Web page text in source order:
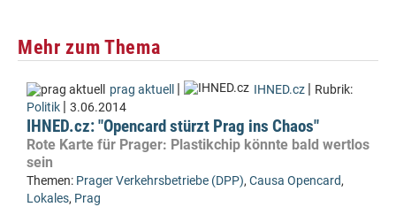
Mehr zum Thema
prag aktuell | IHNED.cz | Rubrik:
Politik | 3.06.2014
IHNED.cz: "Opencard stürzt Prag ins Chaos"
Rote Karte für Prager: Plastikchip könnte bald wertlos
sein
Themen: Prager Verkehrsbetriebe (DPP), Causa Opencard,
Lokales, Prag